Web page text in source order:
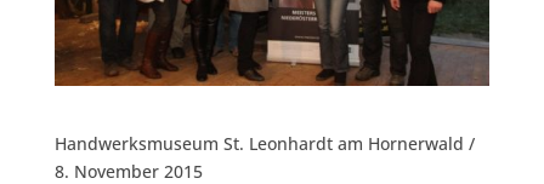
Handwerksmuseum St. Leonhardt am Hornerwald /
8. November 2015